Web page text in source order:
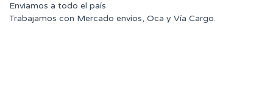
Enviamos a todo el país
Trabajamos con Mercado envíos, Oca y Vía Cargo.